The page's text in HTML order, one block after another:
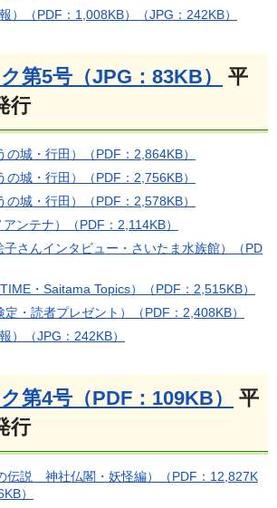
）（PDF：1,008KB）
（JPG：242KB）
第5号（JPG：83KB）
平
行
城・行田）（PDF：2,864KB）
城・行田）（PDF：2,756KB）
城・行田）（PDF：2,578KB）
ンテナ）（PDF：2,114KB）
子さんインタビュー・さいたま水族館）（PD
・Saitama Topics）（PDF：2,515KB）
・読者プレゼント）（PDF：2,408KB）
）（JPG：242KB）
第4号（PDF：109KB）
平
行
伝説 神社仏閣・妖怪編）（PDF：12,827K
）